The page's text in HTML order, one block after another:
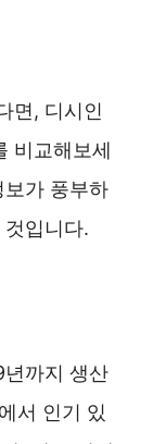
면, 디시인
비교해보세
보가 풍부하
입니다.
까지 생산
서 인기 있